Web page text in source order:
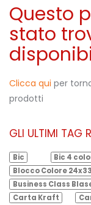
Questo
stato
Clicca qui per
prodotti
GLI ULTIMI TAG
Bic Bic 4
Blocco Colore 24x33
Business Class
Carta Kraft